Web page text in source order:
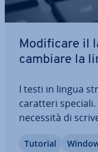
Mo­di­fi­ca­re il
cambiare la
I testi in lingua
caratteri
necessità di
di tasti di
Tutorial